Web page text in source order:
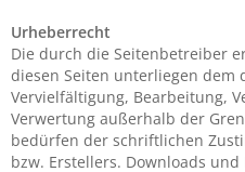
Urheberrecht
Die durch die Seitenbetreiber
diesen Seiten unterliegen dem
Vervielfältigung, Bearbeitung,
Verwertung außerhalb der
bedürfen der schriftlichen
bzw. Erstellers. Downloads